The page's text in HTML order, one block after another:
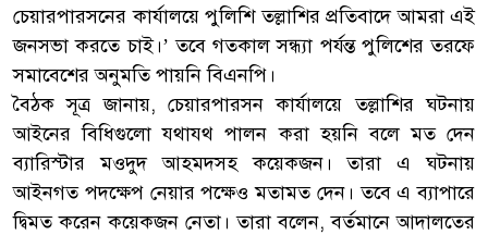
চেয়ারপারসনের কার্যালয়ে পুলিশি তল্লাশির প্রতিবাদে আমরা এই
জনসভা করতে চাই।’ তবে গতকাল সন্ধ্যা পর্যন্ত পুলিশের তরফে
সমাবেশের অনুমতি পায়নি বিএনপি।
বৈঠক সূত্র জানায়, চেয়ারপারসন কার্যালয়ে তল্লাশির ঘটনায়
আইনের বিধিগুলো যথাযথ পালন করা হয়নি বলে মত দেন
ব্যারিস্টার মওদুদ আহমদসহ কয়েকজন। তারা এ ঘটনায়
আইনগত পদক্ষেপ নেয়ার পক্ষেও মতামত দেন। তবে এ ব্যাপারে
দ্বিমত করেন কয়েকজন নেতা। তারা বলেন, বর্তমানে আদালতের